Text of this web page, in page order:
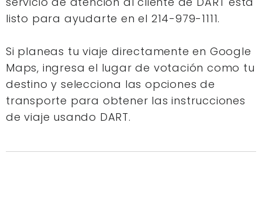
listo para ayudarte en el 214-979-1111.
Si planeas tu viaje directamente en Google
Maps, ingresa el lugar de votación como tu
destino y selecciona las opciones de
transporte para obtener las instrucciones
de viaje usando DART.